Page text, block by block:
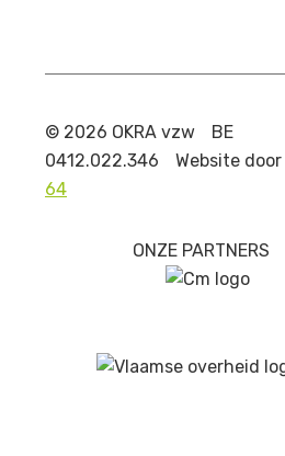
© 2026 OKRA vzw
BE
0412.022.346
Website door
64
ONZE PARTNERS